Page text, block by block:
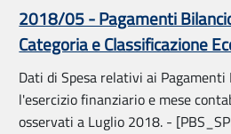
2018/05 - Pagamenti
Categoria e Classificazione
Dati di Spesa relativi ai
l'esercizio finanziario e mese
osservati a Luglio 2018. -